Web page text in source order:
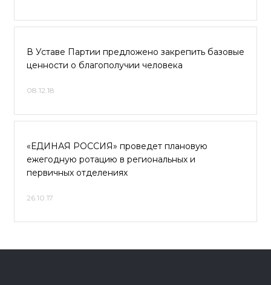
В Уставе Партии предложено закрепить базовые
ценности о благополучии человека
08.12.18
«ЕДИНАЯ РОССИЯ» проведет плановую
ежегодную ротацию в региональных и
первичных отделениях
26.10.17